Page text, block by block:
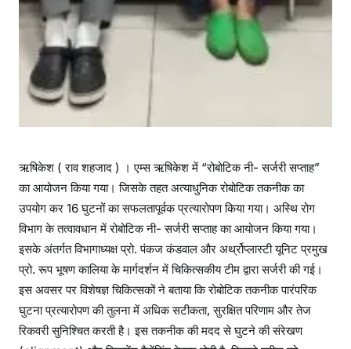
ऋषिकेश ( राव शहजाद ) । एम्स ऋषिकेश में “रोबोटिक नी- सर्जरी सप्ताह”
का आयोजन किया गया। जिसके तहत अत्याधुनिक रोबोटिक तकनीक का
उपयोग कर 16 घुटनों का सफलतापूर्वक प्रत्यारोपण किया गया। अस्थि रोग
विभाग के तत्वावधान में रोबोटिक नी- सर्जरी सप्ताह का आयोजन किया गया।
इसके अंतर्गत विभागाध्यक्ष प्रो. पंकज कंडवाल और अर्थ्रोप्लास्टी यूनिट प्रमुख
प्रो. रूप भूषण कालिया के मार्गदर्शन में चिकित्सकीय टीम द्वारा सर्जरी की गई।
इस अवसर पर विशेषज्ञ चिकित्सकों ने बताया कि रोबोटिक तकनीक पारंपरिक
घुटना प्रत्यारोपण की तुलना में अधिक सटीकता, सुरक्षित परिणाम और तेज
रिकवरी सुनिश्चित करती है। इस तकनीक की मदद से घुटने की संरेखण